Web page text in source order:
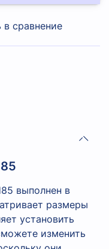
в сравнение
выполнен в
размеры
установить
изменить